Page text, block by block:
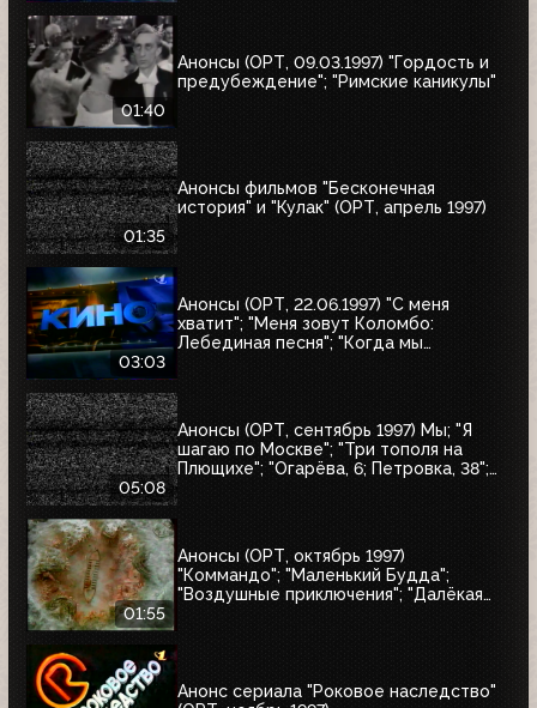
01:40
Анонсы (ОРТ, 09.03.1997) "Гордость и
предубеждение"; "Римские каникулы"
01:35
Анонсы фильмов "Бесконечная
история" и "Кулак" (ОРТ, апрель 1997)
03:03
Анонсы (ОРТ, 22.06.1997) "С меня
хватит"; "Меня зовут Коломбо:
Лебединая песня"; "Когда мы
05:08
Анонсы (ОРТ, сентябрь 1997) Мы; "Я
шагаю по Москве"; "Три тополя на
Плющихе"; "Огарёва, 6; Петровка, 38";
01:55
Анонсы (ОРТ, октябрь 1997)
"Коммандо"; "Маленький Будда";
"Воздушные приключения"; "Далёкая
Анонс сериала "Роковое наследство"